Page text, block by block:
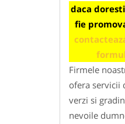
daca
fie
Firmele
ofera servicii
verzi si
nevoile